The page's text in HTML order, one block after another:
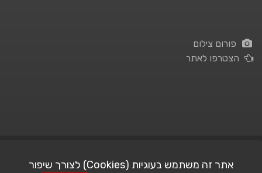
פורום צילום
הצטרפו לאתר
אתר זה משתמש בעוגיות (Cookies) לצורך שיפור